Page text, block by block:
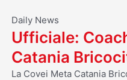
Daily News
Ufficiale:
Catania
La Covei Meta Catania